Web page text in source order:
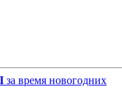
за время новогодних